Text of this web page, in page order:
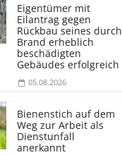
Eigentümer mit
Eilantrag gegen
Rückbau seines durch
Brand erheblich
beschädigten
Gebäudes erfolgreich
05.08.2026
Bienenstich auf dem
Weg zur Arbeit als
Dienstunfall
anerkannt